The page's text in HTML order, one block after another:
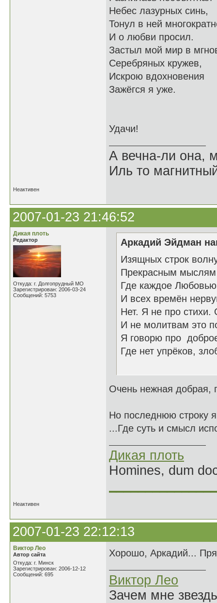
Небес лазурных синь,
Тонул в ней
И о любви просил.
Застыл мой мир в
Серебряных кружев,
Искрою вдохновения
Зажёгся я уже.
Удачи!
А вечна-ли она,
Иль то
Неактивен
2007-01-23 21:46:52
Дикая плоть
Редактор
Откуда: г. Долгопрудный МО
Зарегистрирован: 2006-03-24
Сообщений: 5753
Аркадий Эйдман
Изящных строк
Прекрасным мыслям
Где каждое
И всех времён
Нет. Я не про
И не молитвам это
Я говорю про
Где нет упрёков,
Очень нежная добрая,
Но последнюю строку
...Где суть и смысл
Дикая плоть
Homines, dum
Неактивен
2007-01-23 22:12:13
Виктор Лео
Автор сайта
Откуда: г. Минск
Зарегистрирован: 2006-12-12
Сообщений: 695
Хорошо, Аркадий...
Виктор Лео
Зачем мне